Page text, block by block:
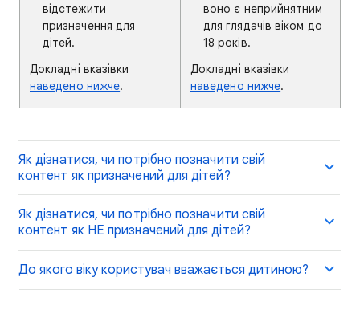
відстежити
призначення для
дітей.
Докладні вказівки
наведено нижче.
воно є неприйнятним
для глядачів віком до
18 років.
Докладні вказівки
наведено нижче.
Як дізнатися, чи потрібно позначити свій
контент як призначений для дітей?
Як дізнатися, чи потрібно позначити свій
контент як НЕ призначений для дітей?
До якого віку користувач вважається дитиною?